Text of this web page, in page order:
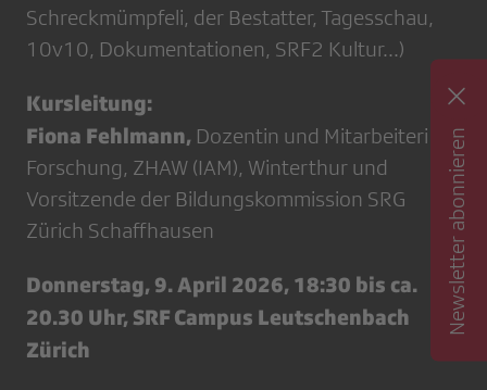
Schreckmümpfeli, der Bestatter, Tagesschau,
10v10, Dokumentationen, SRF2 Kultur...)
Kursleitung:
Fiona Fehlmann, Dozentin und Mitarbeiterin
Forschung, ZHAW (IAM), Winterthur und
Vorsitzende der Bildungskommission SRG
Zürich Schaffhausen
Donnerstag, 9. April 2026, 18:30 bis ca.
20.30 Uhr, SRF Campus Leutschenbach
Zürich
Newsletter abonnieren